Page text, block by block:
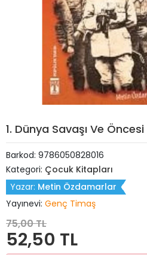
1. Dünya Savaşı Ve Öncesi
Barkod: 9786050828016
Kategori: Çocuk Kitapları
Yazar: Metin Özdamarlar
Yayınevi: Genç Timaş
75,00 TL
52,50 TL